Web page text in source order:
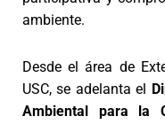
ambiente.
Desde el área de
USC, se adelanta el
Ambiental para la